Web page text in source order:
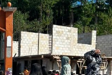
Amatlán